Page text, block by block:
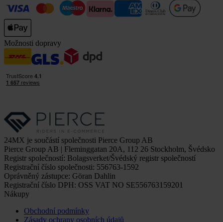
Možnosti dopravy
24MX je součástí společnosti Pierce Group AB
Pierce Group AB | Fleminggatan 20A, 112 26 Stockholm, Švédsko
Registr společností: Bolagsverket/Švédský registr společností
Registrační číslo společnosti: 556763-1592
Oprávněný zástupce: Göran Dahlin
Registrační číslo DPH: OSS VAT NO SE556763159201
Nákupy
Obchodní podmínky
Zásady ochrany osobních údajů